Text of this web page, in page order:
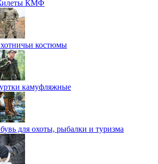
КМФ
костюмы
камуфляжные
для охоты, рыбалки и туризма